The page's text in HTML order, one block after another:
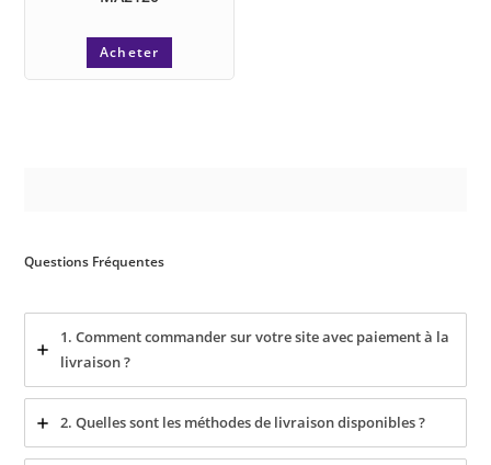
Acheter
Questions Fréquentes
1. Comment commander sur votre site avec paiement à la
livraison ?
2. Quelles sont les méthodes de livraison disponibles ?